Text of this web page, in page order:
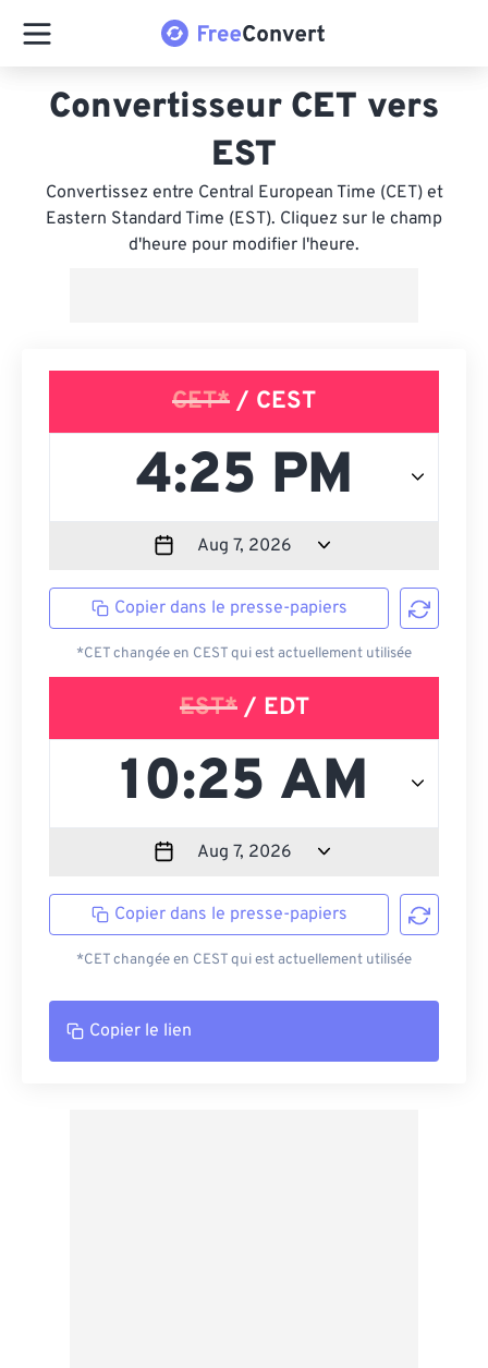
Convertisseur CET vers
EST
Convertissez entre Central European Time (CET) et
Eastern Standard Time (EST). Cliquez sur le champ
d'heure pour modifier l'heure.
CET* / CEST
Copier dans le presse-papiers
*CET changée en CEST qui est actuellement utilisée
EST*/ EDT
Copier dans le presse-papiers
*CET changée en CEST qui est actuellement utilisée
Copier le lien